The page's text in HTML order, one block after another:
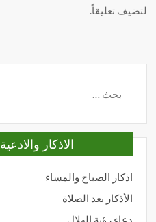
لتضيف تعليقاً.
الاذكار والادعية
اذكار الصباح والمساء
الأذكار بعد الصلاة
دعاء رؤية الهلال